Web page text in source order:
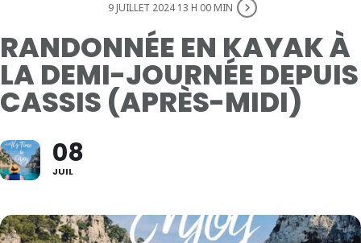
9 JUILLET 2024 13 H 00 MIN
RANDONNÉE EN KAYAK À
LA DEMI-JOURNÉE DEPUIS
CASSIS (APRÈS-MIDI)
08
JUIL